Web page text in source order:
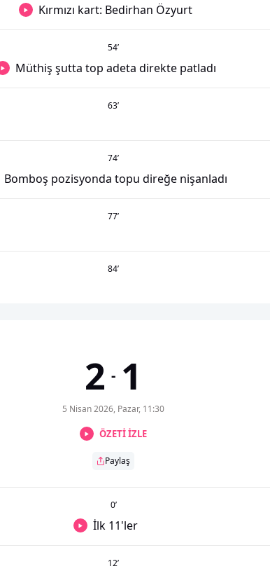
Kırmızı kart: Bedirhan Özyurt
54’
Müthiş şutta top adeta direkte patladı
63’
74’
Bomboş pozisyonda topu direğe nişanladı
77’
84’
2 - 1
5 Nisan 2026, Pazar, 11:30
ÖZETİ İZLE
Paylaş
0’
İlk 11'ler
12’